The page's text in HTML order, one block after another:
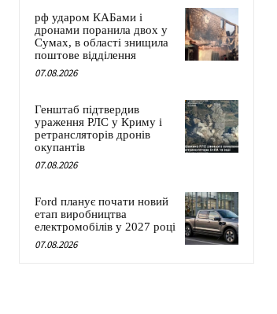
рф ударом КАБами і
дронами поранила двох у
Сумах, в області знищила
поштове відділення
07.08.2026
Генштаб підтвердив
ураження РЛС у Криму і
ретрансляторів дронів
окупантів
07.08.2026
Ford планує почати новий
етап виробництва
електромобілів у 2027 році
07.08.2026